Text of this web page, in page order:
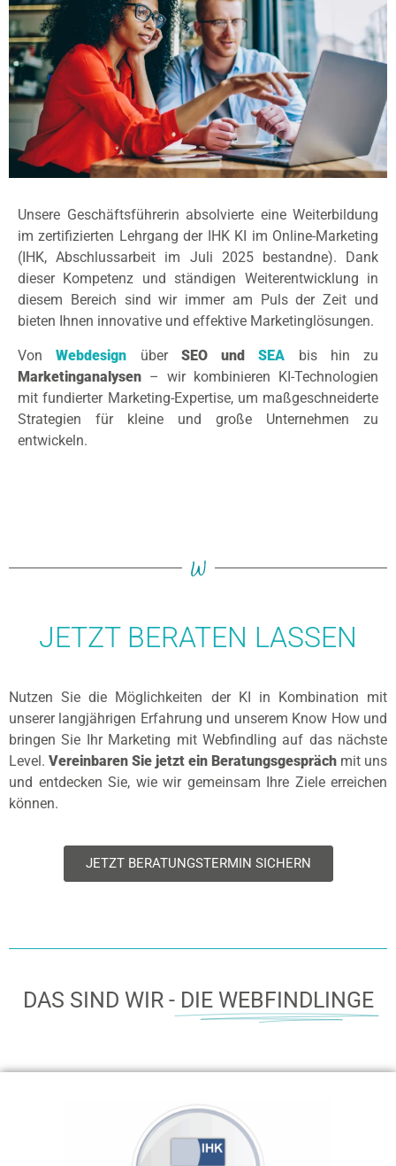
Unsere Geschäftsführerin absolvierte eine Weiterbildung
im zertifizierten Lehrgang der IHK KI im Online-Marketing
(IHK, Abschlussarbeit im Juli 2025 bestandne). Dank
dieser Kompetenz und ständigen Weiterentwicklung in
diesem Bereich sind wir immer am Puls der Zeit und
bieten Ihnen innovative und effektive Marketinglösungen.
VonWebdesign über SEO undSEA bis hin zu
Marketinganalysen – wir kombinieren KI-Technologien
mit fundierter Marketing-Expertise, um maßgeschneiderte
Strategien für kleine und große Unternehmen zu
entwickeln.
W
JETZT BERATEN LASSEN
Nutzen Sie die Möglichkeiten der KI in Kombination mit
unserer langjährigen Erfahrung und unserem Know How und
bringen Sie Ihr Marketing mit Webfindling auf das nächste
Level. Vereinbaren Sie jetzt ein Beratungsgespräch mit uns
und entdecken Sie, wie wir gemeinsam Ihre Ziele erreichen
können.
JETZT BERATUNGSTERMIN SICHERN
DAS SIND WIR - DIE WEBFINDLINGE